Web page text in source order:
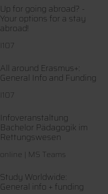
Up for going abroad? -
Your options for a stay
abroad!
I107
All around Erasmus+:
General Info and Funding
I107
Infoveranstaltung
Bachelor Pädagogik im
Rettungswesen
online | MS Teams
Study Worldwide:
General info + funding